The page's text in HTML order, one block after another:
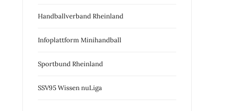
Handballverband Rheinland
Infoplattform Minihandball
Sportbund Rheinland
SSV95 Wissen nuLiga